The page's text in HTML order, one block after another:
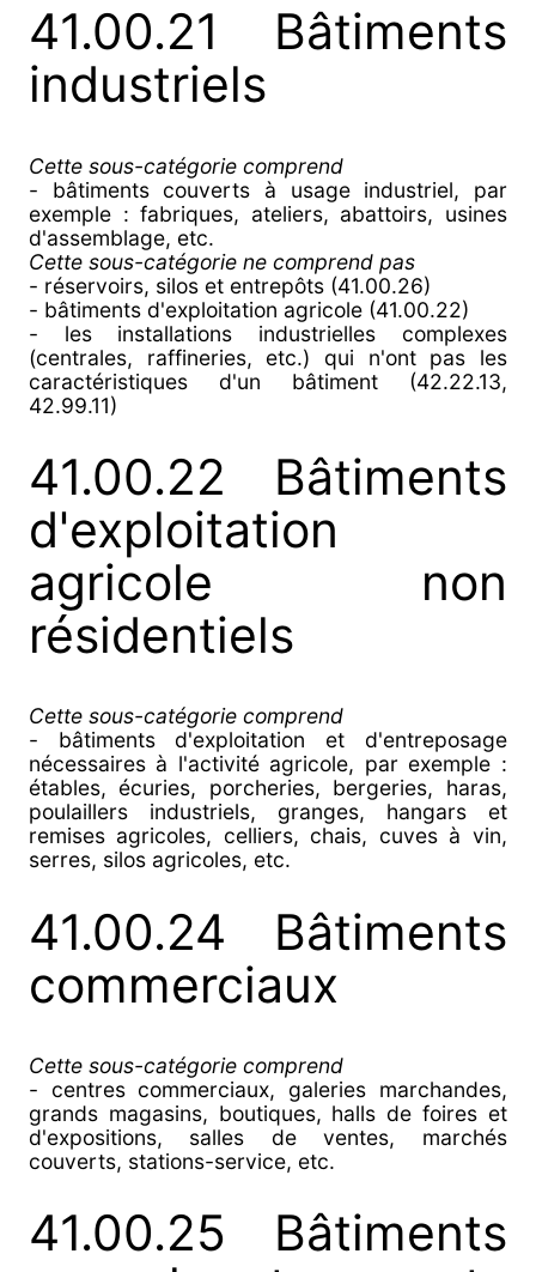
41.00.21 Bâtiments
industriels
Cette sous-catégorie comprend
- bâtiments couverts à usage industriel, par
exemple : fabriques, ateliers, abattoirs, usines
d'assemblage, etc.
Cette sous-catégorie ne comprend pas
- réservoirs, silos et entrepôts (41.00.26)
- bâtiments d'exploitation agricole (41.00.22)
- les installations industrielles complexes
(centrales, raffineries, etc.) qui n'ont pas les
caractéristiques d'un bâtiment (42.22.13,
42.99.11)
41.00.22 Bâtiments
d'exploitation
agricole non
résidentiels
Cette sous-catégorie comprend
- bâtiments d'exploitation et d'entreposage
nécessaires à l'activité agricole, par exemple :
étables, écuries, porcheries, bergeries, haras,
poulaillers industriels, granges, hangars et
remises agricoles, celliers, chais, cuves à vin,
serres, silos agricoles, etc.
41.00.24 Bâtiments
commerciaux
Cette sous-catégorie comprend
- centres commerciaux, galeries marchandes,
grands magasins, boutiques, halls de foires et
d'expositions, salles de ventes, marchés
couverts, stations-service, etc.
41.00.25 Bâtiments